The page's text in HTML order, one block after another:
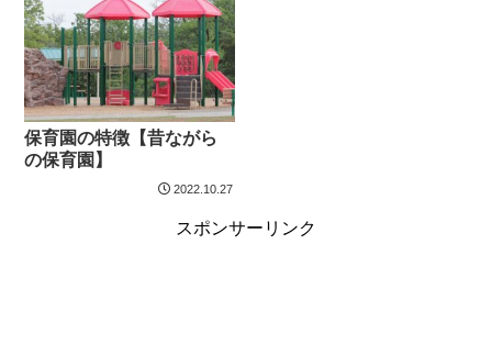
保育園の特徴【昔ながら
の保育園】
2022.10.27
スポンサーリンク